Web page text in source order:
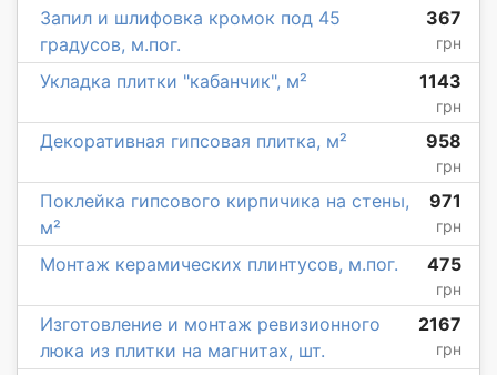
Запил и шлифовка кромок под 45
градусов, м.пог.
367
грн
Укладка плитки "кабанчик", м² 1143
грн
Декоративная гипсовая плитка, м² 958
грн
Поклейка гипсового кирпичика на стены,
м²
971
грн
Монтаж керамических плинтусов, м.пог. 475
грн
Изготовление и монтаж ревизионного
люка из плитки на магнитах, шт.
2167
грн